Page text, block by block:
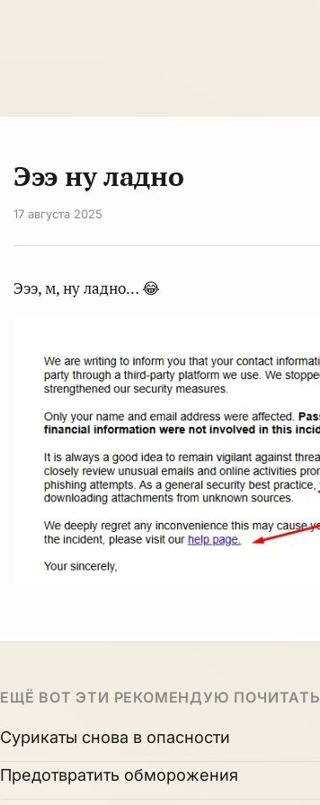
Эээ ну ладно
17 августа 2025
Эээ, м, ну ладно… 😂
ЕЩЁ ВОТ ЭТИ РЕКОМЕНДУЮ ПОЧИТАТЬ
Сурикаты снова в опасности
Предотвратить обморожения